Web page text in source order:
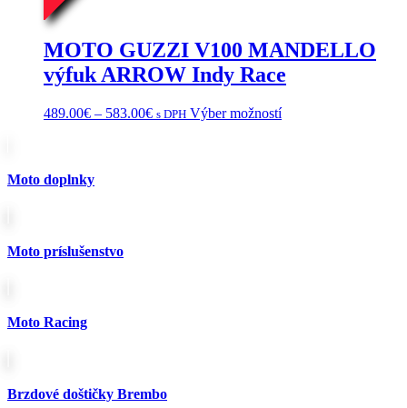
MOTO GUZZI V100 MANDELLO
výfuk ARROW Indy Race
489.00€ – 583.00€Price
s DPH Výber možnostíTento
Moto doplnky
Moto príslušenstvo
Moto Racing
Brzdové doštičky Brembo